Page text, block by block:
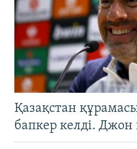
Қазақстан
бапкер келді. Джон